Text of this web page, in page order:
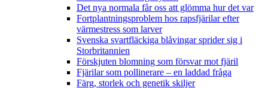
Det nya normala får oss att glömma hur det var
Fortplantningsproblem hos rapsfjärilar efter
värmestress som larver
Svenska svartfläckiga blåvingar sprider sig i
Storbritannien
Förskjuten blomning som försvar mot fjäril
Fjärilar som pollinerare – en laddad fråga
Färg, storlek och genetik skiljer